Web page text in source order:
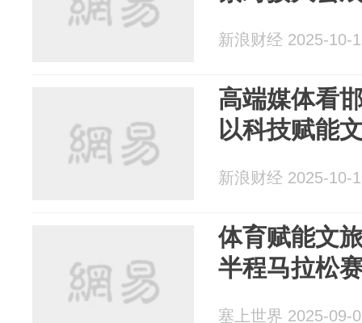
新浪财经 2025-10-
高端媒体看
以科技赋能
新浪财经 2025-10-
体育赋能文
半程马拉松
塞上世界 2025-09-